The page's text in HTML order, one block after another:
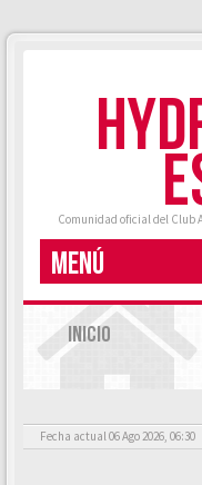
Comunidad oficial del Club
MENÚ
INICIO
Fecha actual 06 Ago 2026, 06:30